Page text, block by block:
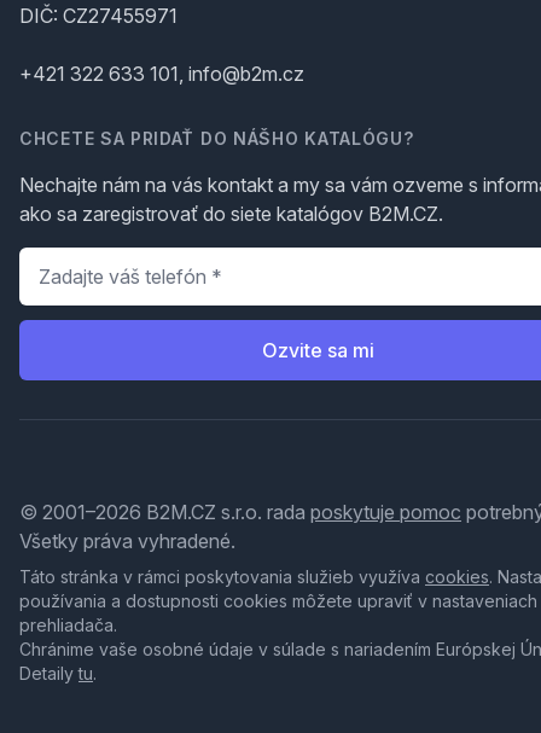
DIČ: CZ27455971
+421 322 633 101, info@b2m.cz
CHCETE SA PRIDAŤ DO NÁŠHO KATALÓGU?
Nechajte nám na vás kontakt a my sa vám ozveme s
ako sa zaregistrovať do siete katalógov B2M.CZ.
Telefón
Ozvite sa mi
© 2001–2026 B2M.CZ s.r.o. rada poskytuje pomoc
Všetky práva vyhradené.
Táto stránka v rámci poskytovania služieb využíva cookies.
používania a dostupnosti cookies môžete upraviť v nastaveniach
prehliadača.
Chránime vaše osobné údaje v súlade s nariadením Európskej
Detailytu.